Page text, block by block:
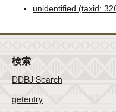
unidentified (taxid:
検索
DDBJ Search
getentry